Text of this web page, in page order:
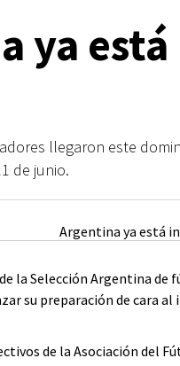
ya
llegaron este
de junio.
la Selección Argentina de
su preparación de cara al
de la Asociación del